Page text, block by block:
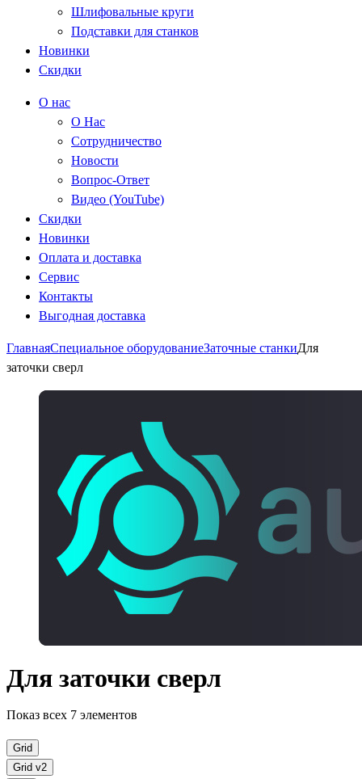
Шлифовальные круги
Подставки для станков
Новинки
Скидки
О нас
О Нас
Сотрудничество
Новости
Вопрос-Ответ
Видео (YouTube)
Скидки
Новинки
Оплата и доставка
Сервис
Контакты
Выгодная доставка
ГлавнаяСпециальное оборудованиеЗаточные станкиДля
заточки сверл
Для заточки сверл
Показ всех 7 элементов
Grid
Grid v2